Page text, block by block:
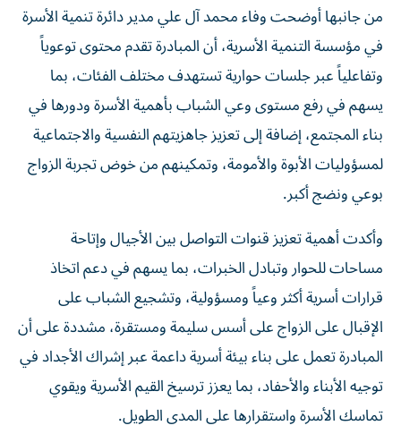
من جانبها أوضحت وفاء محمد آل علي مدير دائرة تنمية الأسرة
في مؤسسة التنمية الأسرية، أن المبادرة تقدم محتوى توعوياً
وتفاعلياً عبر جلسات حوارية تستهدف مختلف الفئات، بما
يسهم في رفع مستوى وعي الشباب بأهمية الأسرة ودورها في
بناء المجتمع، إضافة إلى تعزيز جاهزيتهم النفسية والاجتماعية
لمسؤوليات الأبوة والأمومة، وتمكينهم من خوض تجربة الزواج
بوعي ونضج أكبر.
وأكدت أهمية تعزيز قنوات التواصل بين الأجيال وإتاحة
مساحات للحوار وتبادل الخبرات، بما يسهم في دعم اتخاذ
قرارات أسرية أكثر وعياً ومسؤولية، وتشجيع الشباب على
الإقبال على الزواج على أسس سليمة ومستقرة، مشددة على أن
المبادرة تعمل على بناء بيئة أسرية داعمة عبر إشراك الأجداد في
توجيه الأبناء والأحفاد، بما يعزز ترسيخ القيم الأسرية ويقوي
تماسك الأسرة واستقرارها على المدى الطويل.